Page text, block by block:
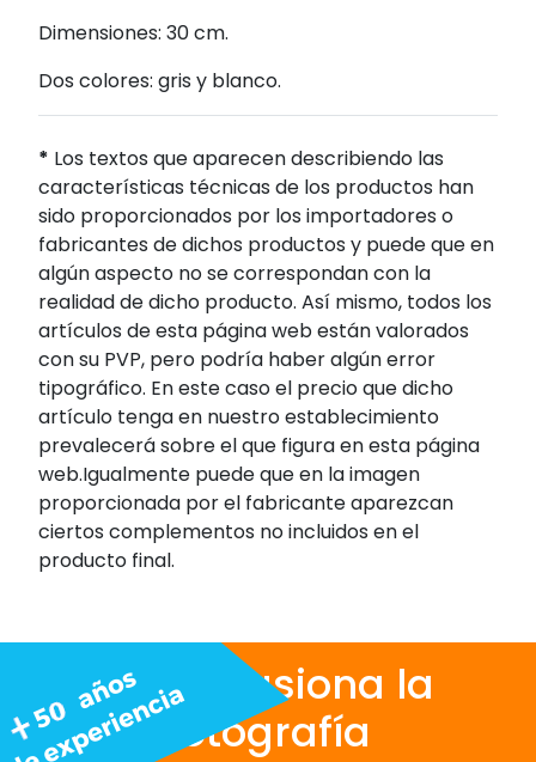
Dimensiones: 30 cm.
Dos colores: gris y blanco.
* Los textos que aparecen describiendo las
características técnicas de los productos han
sido proporcionados por los importadores o
fabricantes de dichos productos y puede que en
algún aspecto no se correspondan con la
realidad de dicho producto. Así mismo, todos los
artículos de esta página web están valorados
con su PVP, pero podría haber algún error
tipográfico. En este caso el precio que dicho
artículo tenga en nuestro establecimiento
prevalecerá sobre el que figura en esta página
web.Igualmente puede que en la imagen
proporcionada por el fabricante aparezcan
ciertos complementos no incluidos en el
producto final.
Nos apasiona la
fotografía